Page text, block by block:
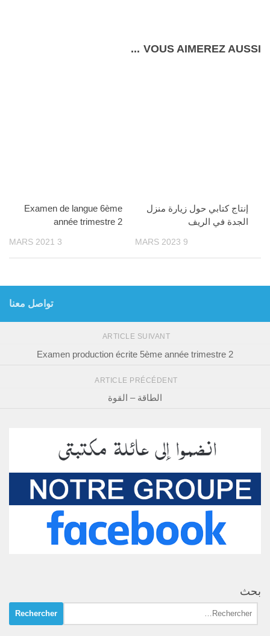
VOUS AIMEREZ AUSSI...
Examen de langue 6ème
année trimestre 2
3 MARS 2021
إنتاج كتابي حول زيارة منزل
الجدة في الريف
9 MARS 2023
تواصل معنا
ARTICLE SUIVANT
Examen production écrite 5ème année trimestre 2
ARTICLE PRÉCÉDENT
الطاقة – القوة
بحث
Rechercher :